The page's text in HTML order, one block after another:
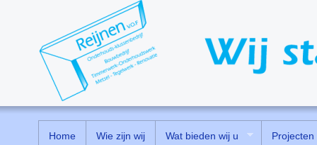
Home Wie zijn wij Wat bieden wij u Projecten